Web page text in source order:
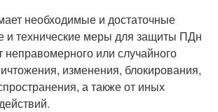
необходимые и достаточные
и технические меры для защиты ПДн
неправомерного или случайного
изменения, блокирования,
а также от иных